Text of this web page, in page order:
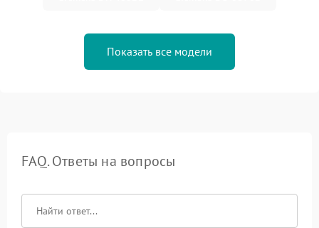
Показать все модели
FAQ. Ответы на вопросы